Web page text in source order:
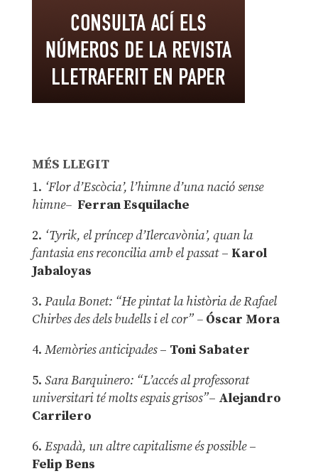
MÉS LLEGIT
1. ‘Flor d’Escòcia’, l’himne d’una nació sense
himne– Ferran Esquilache
2. ‘Tyrik, el príncep d’Ilercavònia’, quan la
fantasia ens reconcilia amb el passat– Karol
Jabaloyas
3. Paula Bonet: “He pintat la història de Rafael
Chirbes des dels budells i el cor” –Óscar Mora
4. Memòries anticipades– Toni Sabater
5. Sara Barquinero: “L’accés al professorat
universitari té molts espais grisos”– Alejandro
Carrilero
6. Espadà, un altre capitalisme és possible –
Felip Bens